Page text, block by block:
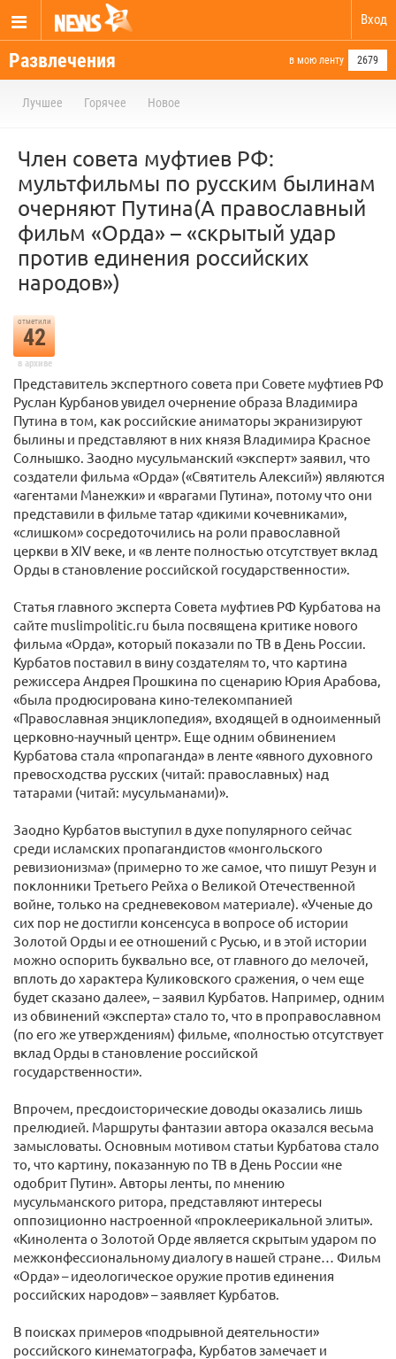
Вход
Развлечения в мою ленту 2679
Лучшее Горячее Новое
Член совета муфтиев РФ:
мультфильмы по русским былинам
очерняют Путина(А православный
фильм «Орда» – «скрытый удар
против единения российских
народов»)
отметили
42
в архиве
Представитель экспертного совета при Совете муфтиев РФ
Руслан Курбанов увидел очернение образа Владимира
Путина в том, как российские аниматоры экранизируют
былины и представляют в них князя Владимира Красное
Солнышко. Заодно мусульманский «эксперт» заявил, что
создатели фильма «Орда» («Святитель Алексий») являются
«агентами Манежки» и «врагами Путина», потому что они
представили в фильме татар «дикими кочевниками»,
«слишком» сосредоточились на роли православной
церкви в XIV веке, и «в ленте полностью отсутствует вклад
Орды в становление российской государственности».
Статья главного эксперта Совета муфтиев РФ Курбатова на
сайте muslimpolitic.ru была посвящена критике нового
фильма «Орда», который показали по ТВ в День России.
Курбатов поставил в вину создателям то, что картина
режиссера Андрея Прошкина по сценарию Юрия Арабова,
«была продюсирована кино-телекомпанией
«Православная энциклопедия», входящей в одноименный
церковно-научный центр». Еще одним обвинением
Курбатова стала «пропаганда» в ленте «явного духовного
превосходства русских (читай: православных) над
татарами (читай: мусульманами)».
Заодно Курбатов выступил в духе популярного сейчас
среди исламских пропагандистов «монгольского
ревизионизма» (примерно то же самое, что пишут Резун и
поклонники Третьего Рейха о Великой Отечественной
войне, только на средневековом материале). «Ученые до
сих пор не достигли консенсуса в вопросе об истории
Золотой Орды и ее отношений с Русью, и в этой истории
можно оспорить буквально все, от главного до мелочей,
вплоть до характера Куликовского сражения, о чем еще
будет сказано далее», – заявил Курбатов. Например, одним
из обвинений «эксперта» стало то, что в проправославном
(по его же утверждениям) фильме, «полностью отсутствует
вклад Орды в становление российской
государственности».
Впрочем, пресдоисторические доводы оказались лишь
прелюдией. Маршруты фантазии автора оказался весьма
замысловаты. Основным мотивом статьи Курбатова стало
то, что картину, показанную по ТВ в День России «не
одобрит Путин». Авторы ленты, по мнению
мусульманского ритора, представляют интересы
оппозиционно настроенной «проклеерикальной элиты».
«Кинолента о Золотой Орде является скрытым ударом по
межконфессиональному диалогу в нашей стране… Фильм
«Орда» – идеологическое оружие против единения
российских народов» – заявляет Курбатов.
В поисках примеров «подрывной деятельности»
российского кинематографа, Курбатов замечает и